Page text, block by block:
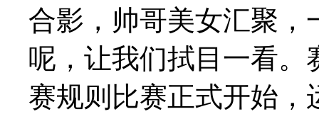
合影，帅哥美女汇聚，
呢，让我们拭目一看。
赛规则比赛正式开始，